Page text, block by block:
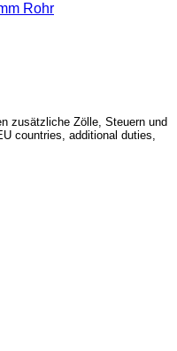
Rohr
zusätzliche Zölle, Steuern und
countries, additional duties,